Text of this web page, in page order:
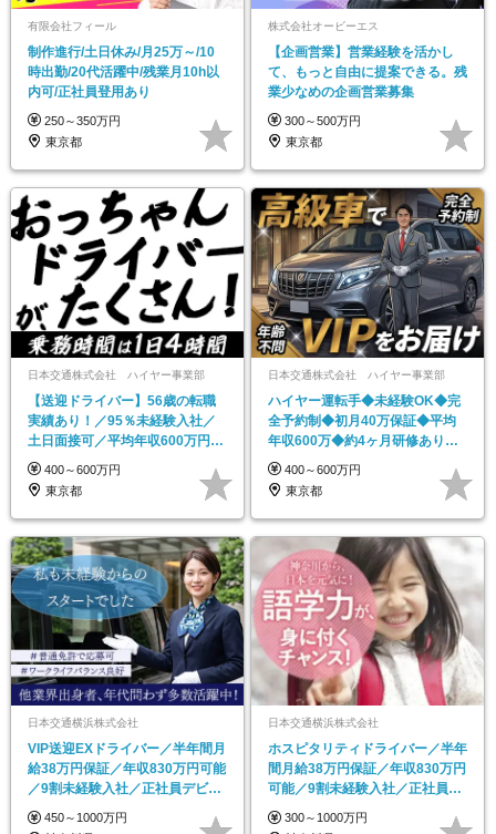
有限会社フィール
制作進行/土日休み/月25万～/10
時出勤/20代活躍中/残業月10h以
内可/正社員登用あり
250～350万円
東京都
株式会社オービーエス
【企画営業】営業経験を活かし
て、もっと自由に提案できる。残
業少なめの企画営業募集
300～500万円
東京都
日本交通株式会社 ハイヤー事業部
【送迎ドライバー】56歳の転職
実績あり！／95％未経験入社／
土日面接可／平均年収600万円／
完全予約制
400～600万円
東京都
日本交通株式会社 ハイヤー事業部
ハイヤー運転手◆未経験OK◆完
全予約制◆初月40万保証◆平均
年収600万◆約4ヶ月研修あり◆
運転は1日4hほど
400～600万円
東京都
日本交通横浜株式会社
VIP送迎EXドライバー／半年間月
給38万円保証／年収830万円可能
／9割未経験入社／正社員デビュ
ーOK
450～1000万円
日本交通横浜株式会社
ホスピタリティドライバー／半年
間月給38万円保証／年収830万円
可能／9割未経験入社／正社員デ
ビューOK
300～1000万円